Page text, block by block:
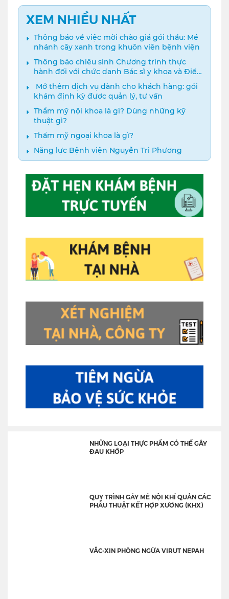
XEM NHIỀU NHẤT
Thông báo về việc mời chào giá gói thầu: Mé
nhánh cây xanh trong khuôn viên bệnh viện
Thông báo chiêu sinh Chương trình thực
hành đối với chức danh Bác sĩ y khoa và Điều
dưỡng năm 2024
️ Mở thêm dịch vụ dành cho khách hàng: gói
khám định kỳ được quản lý, tư vấn
Thẩm mỹ nội khoa là gì? Dùng những kỹ
thuật gì?
Thẩm mỹ ngoại khoa là gì?
Năng lực Bệnh viện Nguyễn Tri Phương
NHỮNG LOẠI THỰC PHẨM CÓ THỂ GÂY
ĐAU KHỚP
QUY TRÌNH GÂY MÊ NỘI KHÍ QUẢN CÁC
PHẪU THUẬT KẾT HỢP XƯƠNG (KHX)
VẮC-XIN PHÒNG NGỪA VIRUT NEPAH